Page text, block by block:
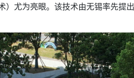
尤为亮眼。该技术由无锡率先提